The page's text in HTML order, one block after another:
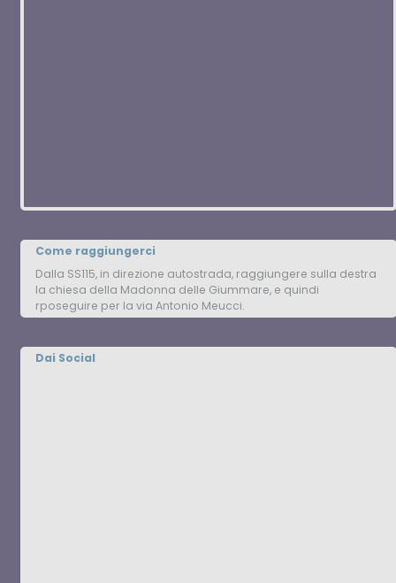
Come raggiungerci
Dalla SS115, in direzione autostrada, raggiungere sulla destra
la chiesa della Madonna delle Giummare, e quindi
rposeguire per la via Antonio Meucci.
Dai Social